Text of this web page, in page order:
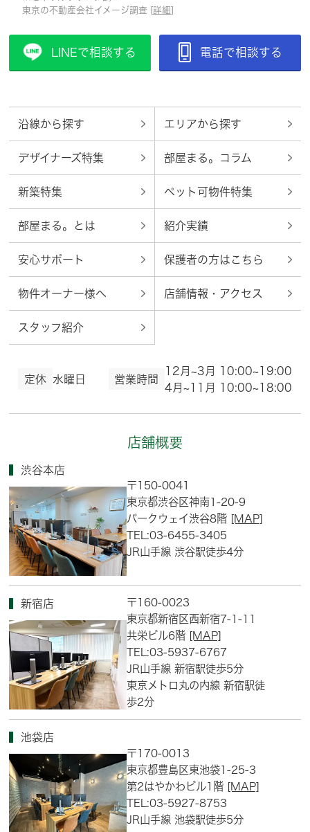
東京の不動産会社イメージ調査 [ 詳細
LINEで相談する 電話で相談する
沿線から探す エリアから探す
デザイナーズ特集 部屋まる。コラム
新築特集 ペット可物件特集
部屋まる。とは 紹介実績
安心サポート 保護者の方はこちら
物件オーナー様へ 店舗情報・アクセス
スタッフ紹介
定休 水曜日 営業時間
12月~3月 10:00~19:00
4月~11月 10:00~18:00
店舗概要
渋谷本店
〒150-0041
東京都渋谷区神南1-20-9
パークウェイ渋谷8階 [MAP]
TEL:03-6455-3405
JR山手線 渋谷駅徒歩4分
新宿店
〒160-0023
東京都新宿区西新宿7-1-11
共栄ビル6階 [MAP]
TEL:03-5937-6767
JR山手線 新宿駅徒歩5分
東京メトロ丸の内線 新宿駅徒
歩2分
池袋店
〒170-0013
東京都豊島区東池袋1-25-3
第2はやかわビル1階 [MAP]
TEL:03-5927-8753
JR山手線 池袋駅徒歩5分